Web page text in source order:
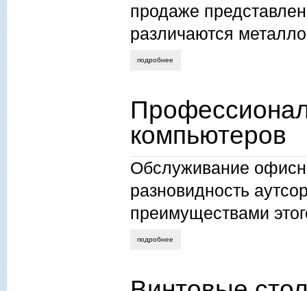
продаже
различаются
подробнее
компьютеров
Обслуживание
разновидность
преимуществами
подробнее